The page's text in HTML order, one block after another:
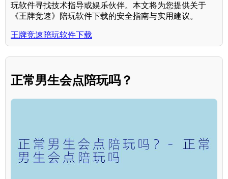
玩软件寻找技术指导或娱乐伙伴。本文将为您提供关于
《王牌竞速》陪玩软件下载的安全指南与实用建议。
王牌竞速陪玩软件下载
正常男生会点陪玩吗？